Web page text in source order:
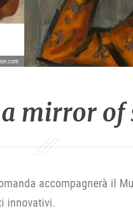
mirror of
accompagnerà il
innovativi.